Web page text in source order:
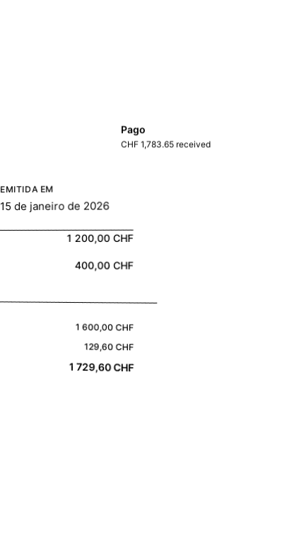
EMITIDA EM
15 de janeiro de 2026
1 200,00 CHF
400,00 CHF
1 600,00 CHF
129,60 CHF
1 729,60 CHF
Pago
CHF 1,783.65 received